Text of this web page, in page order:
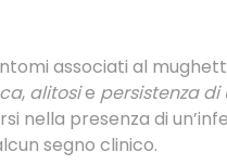
associati al
, alitosie persistenza
nella presenza di
segno clinico.